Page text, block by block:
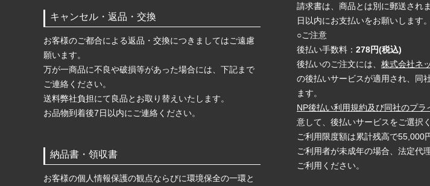
キャンセル・返品・交換
お客様のご都合による返品・交換につきましてはご遠慮
願います。
万が一商品に不良や破損等があった場合には、下記まで
ご連絡ください。
送料弊社負担にて良品とお取り替えいたします。
お品物到着後7日以内にご連絡ください。
納品書・領収書
お客様の個人情報保護の観点ならびに環境保全の一環と
請求書は、商品とは別に郵送され
日以内にお支払いをお願いします。
○ご注意
後払い手数料： 278円(税込)
後払いのご注文には、 株式会社ネ
の後払いサービスが適用され、同
ます。
NP後払い利用規約及び同社のプラ
意して、後払いサービスをご選択
ご利用限度額は累計残高で55,000
ご利用者が未成年の場合、法定代
ご利用ください。